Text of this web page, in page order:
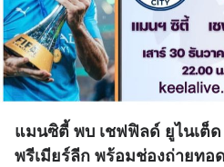
แมนซิตี้ พบ เชฟฟิลด์ ยูไนเต็
พรีเมียร์ลีก พร้อมช่องถ่ายทอ